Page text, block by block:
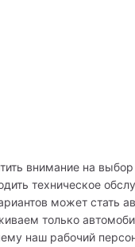
внимание на
техническое
может стать
только
наш рабочий